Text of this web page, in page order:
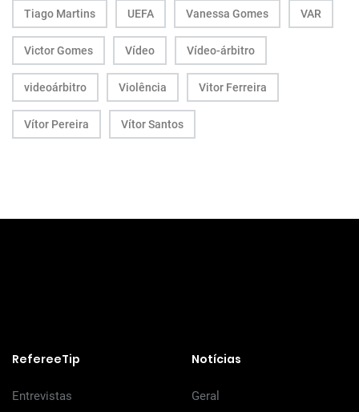
Tiago Martins UEFA Vanessa Gomes VAR
Victor Gomes Vídeo Vídeo-árbitro
videoárbitro Violência Vitor Ferreira
Vítor Pereira Vítor Santos
RefereeTip
Entrevistas
Notícias
Geral